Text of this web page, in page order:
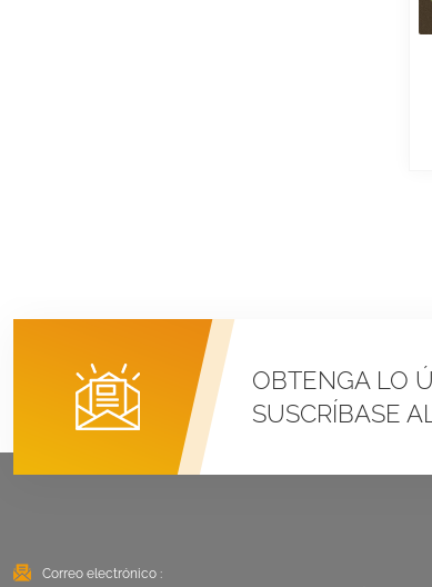
VER DETALLES
Sistemas de montaje
de rieles largos para
techos corrugados
OBTENGA LO
SUSCRÍBASE
Correo electrónico :